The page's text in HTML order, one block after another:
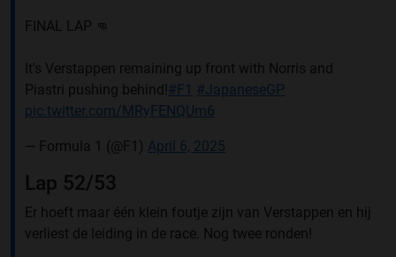
FINAL LAP 👊
It's Verstappen remaining up front with Norris and
Piastri pushing behind! #F1 #JapaneseGP
pic.twitter.com/MRyFENQUm6
— Formula 1 (@F1) April 6, 2025
Lap 52/53
Er hoeft maar één klein foutje zijn van Verstappen en hij
verliest de leiding in de race. Nog twee ronden!